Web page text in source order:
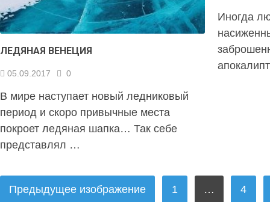
ЛЕДЯНАЯ ВЕНЕЦИЯ
05.09.2017 0
В мире наступает новый ледниковый
период и скоро привычные места
покроет ледяная шапка… Так себе
представлял …
Иногда
ПАГИНАЦИЯ
ЗАПИСЕЙ
Предыдущее изображение 1 … 4